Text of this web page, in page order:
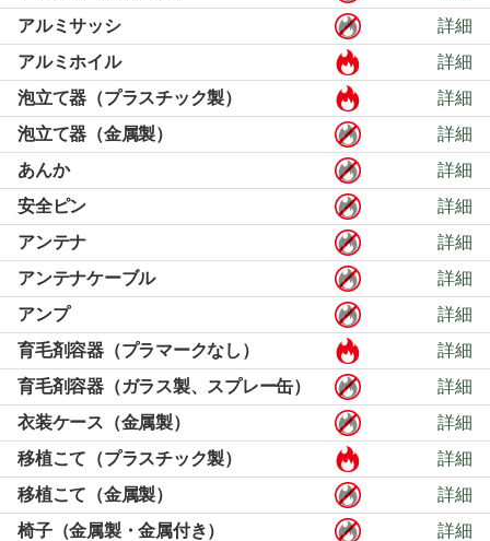
アルミサッシ
詳細
アルミホイル
詳細
泡立て器（プラスチック製）
詳細
泡立て器（金属製）
詳細
あんか
詳細
安全ピン
詳細
アンテナ
詳細
アンテナケーブル
詳細
アンプ
詳細
育毛剤容器（プラマークなし）
詳細
育毛剤容器（ガラス製、スプレー缶）
詳細
衣装ケース（金属製）
詳細
移植こて（プラスチック製）
詳細
移植こて（金属製）
詳細
椅子（金属製・金属付き）
詳細